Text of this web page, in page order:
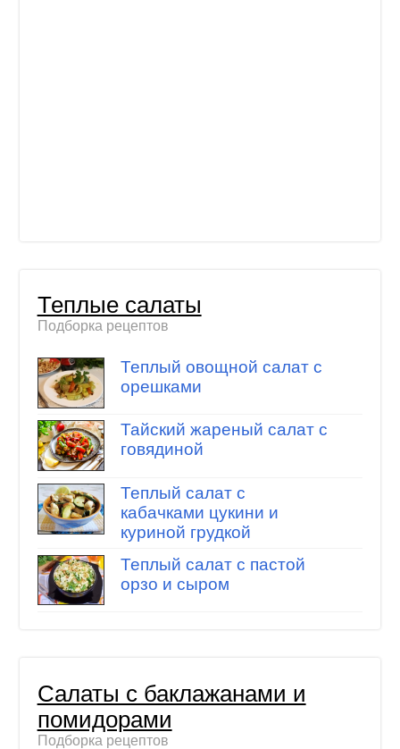
Теплые салаты
Подборка рецептов
Теплый овощной салат с
орешками
Тайский жареный салат с
говядиной
Теплый салат с
кабачками цукини и
куриной грудкой
Теплый салат с пастой
орзо и сыром
Салаты с баклажанами и
помидорами
Подборка рецептов